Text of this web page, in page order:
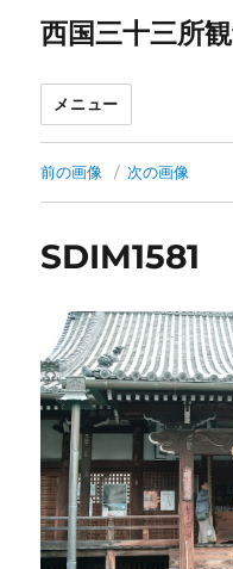
西国三十三所
メニュー
前の画像 次の画像
SDIM1581